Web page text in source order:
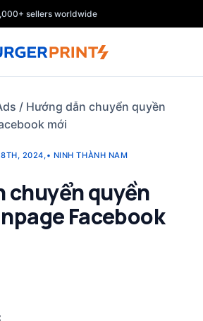
sellers worldwide
/ Hướng dẫn chuyển quyền
mới
8TH, 2024,• NINH THÀNH NAM
chuyển quyền
Facebook